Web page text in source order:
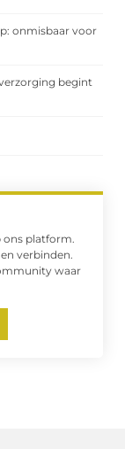
onmisbaar voor
begint
ons platform.
verbinden.
waar